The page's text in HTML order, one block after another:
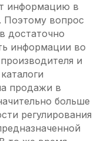
информацию в
Поэтому вопрос
достаточно
информации во
и
продажи в
больше
регулирования